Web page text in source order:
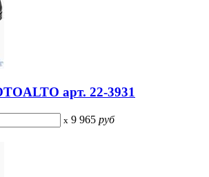
арт. 22-3931
x 9 965 руб